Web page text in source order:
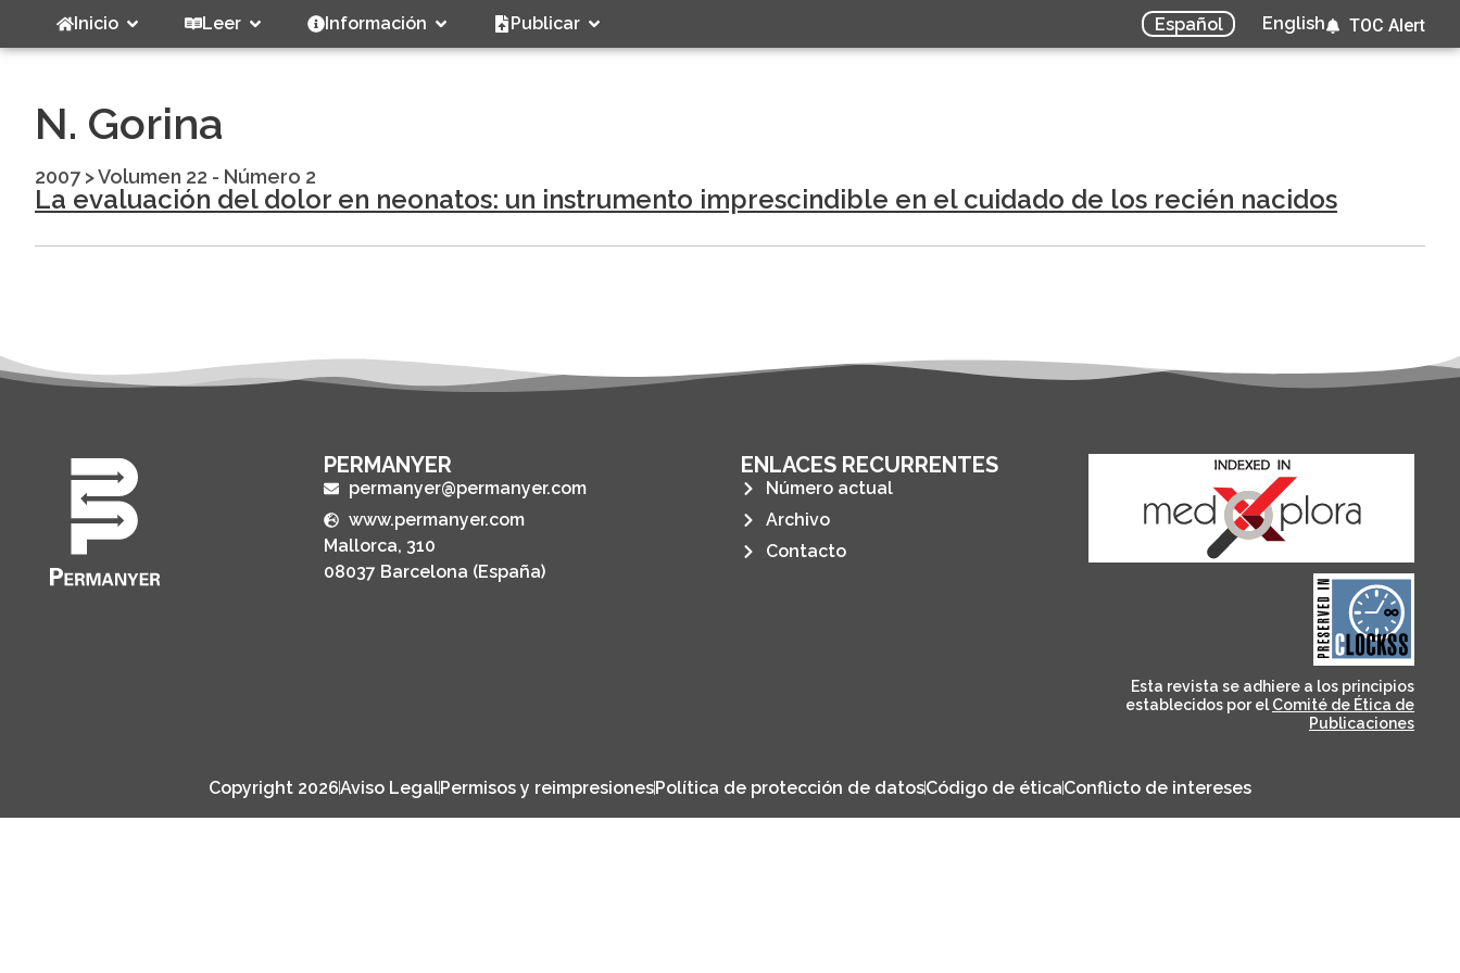
Inicio Leer Información Publicar Español English TOC Alert
N. Gorina
2007 >Volumen 22 - Número 2
La evaluación del dolor en neonatos: un instrumento imprescindible en el cuidado de los recién nacidos
PERMANYER
permanyer@permanyer.com
www.permanyer.com
Mallorca, 310
08037 Barcelona (España)
ENLACES RECURRENTES
Número actual
Archivo
Contacto
CLOCKSS is a dak archive
that ensures the long-
term survival of web-
based scholary
publications, governed by
and for its stakeholders.
Esta revista se adhiere a los principios
establecidos por el Comité de Ética de
Publicaciones
Copyright 2026Aviso LegalPermisos y reimpresionesPolítica de protección de datosCódigo de éticaConflicto de intereses